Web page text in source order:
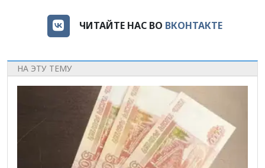
ЧИТАЙТЕ НАС ВО ВКОНТАКТЕ
НА ЭТУ ТЕМУ